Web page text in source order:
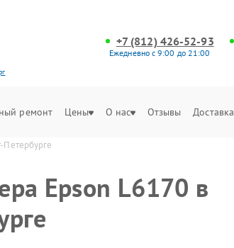
+7 (812) 426-52-93
Ежедневно с 9:00 до 21:00
ремонт Цены О нас Отзывы Доставка
Петербурге
Epson L6170 в